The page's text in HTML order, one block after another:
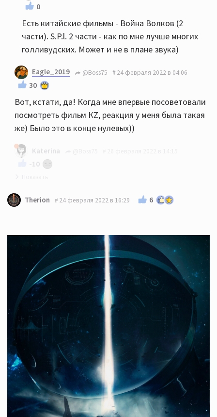
0
Есть китайские фильмы - Война Волков (2
части). S.P.l. 2 части - как по мне лучше многих
голливудских. Может и не в плане звука)
Eagle_2019 @Boss75 24 февраля 2022 в 04:06
30
Вот, кстати, да! Когда мне впервые посоветовали
посмотреть фильм КZ, реакция у меня была такая
же) Было это в конце нулевых))
Katerina
-10
Казахи классные👍👏
Therion 24 февраля 2022 в 16:29 6